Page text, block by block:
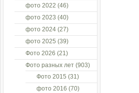
фото 2022 (46)
фото 2023 (40)
фото 2024 (27)
фото 2025 (39)
Фото 2026 (21)
Фото разных лет (903)
Фото 2015 (31)
фото 2016 (70)